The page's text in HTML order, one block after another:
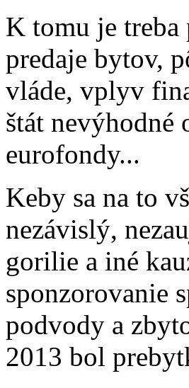
K tomu je
predaje bytov,
vláde, vplyv
štát nevýhodné
eurofondy...
Keby sa na to
nezávislý,
gorilie a iné
sponzorovanie
podvody a
2013 bol